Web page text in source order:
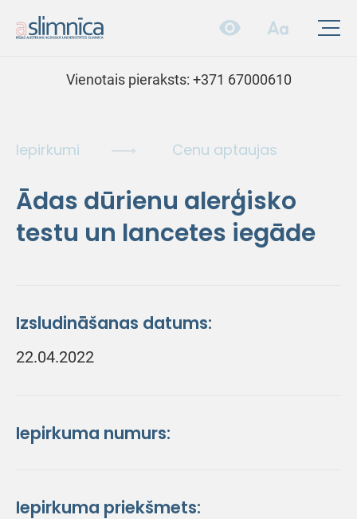
Vienotais pieraksts: +371 67000610
Iepirkumi Cenu aptaujas
Ādas dūrienu alerģisko
testu un lancetes iegāde
Izsludināšanas datums:
22.04.2022
Iepirkuma numurs:
Iepirkuma priekšmets: